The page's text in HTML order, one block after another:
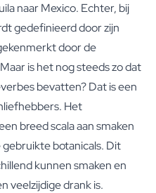
naar Mexico. Echter, bij
gedefinieerd door zijn
door de
is het nog steeds zo dat
bevatten? Dat is een
Het
breed scala aan smaken
gebruikte botanicals. Dit
kunnen smaken en
veelzijdige drank is.